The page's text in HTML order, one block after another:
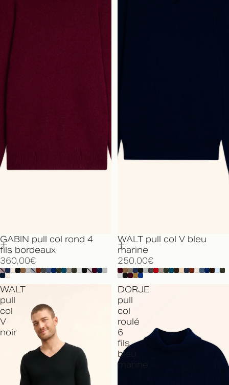
GABIN pull col rond 4
fils bordeaux
360,00€
WALT pull col V bleu
marine
250,00€
WALT
pull
col
V
noir
DORJE
pull
col
roulé
6
fils
bleu
marine